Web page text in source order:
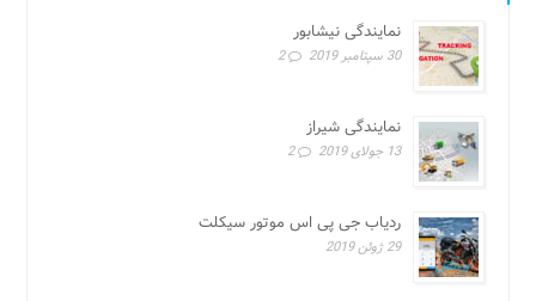
نمایندگی نیشابور
30 سپتامبر 2019 2
نمایندگی شیراز
13 جولای 2019 2
ردیاب جی پی اس موتور سیکلت
29 ژوئن 2019